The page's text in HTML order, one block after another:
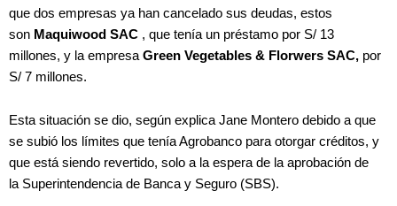
que dos empresas ya han cancelado sus deudas, estos
son Maquiwood SAC , que tenía un préstamo por S/ 13
millones, y la empresa Green Vegetables & Florwers SAC, por
S/ 7 millones.
Esta situación se dio, según explica Jane Montero debido a que
se subió los límites que tenía Agrobanco para otorgar créditos, y
que está siendo revertido, solo a la espera de la aprobación de
la Superintendencia de Banca y Seguro (SBS).